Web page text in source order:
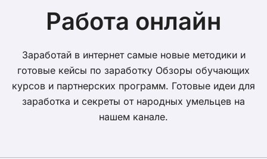
Работа онлайн
Заработай в интернет самые новые методики и
готовые кейсы по заработку Обзоры обучающих
курсов и партнерских программ. Готовые идеи для
заработка и секреты от народных умельцев на
нашем канале.